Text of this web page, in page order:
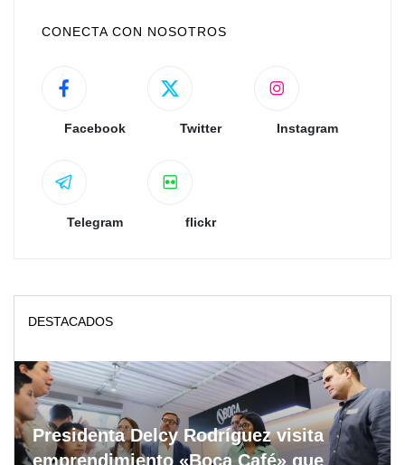
CONECTA CON NOSOTROS
Facebook Twitter Instagram
Telegram flickr
DESTACADOS
Presidenta Delcy Rodríguez visita
emprendimiento «Boca Café» que